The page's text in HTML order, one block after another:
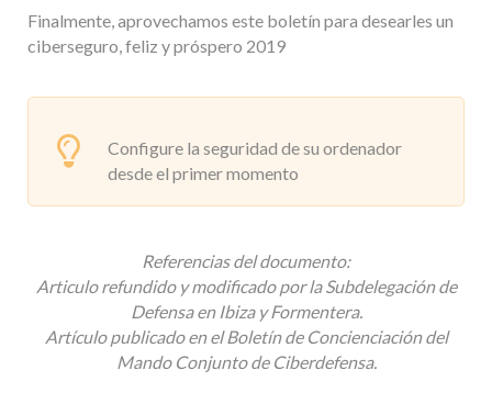
Finalmente, aprovechamos este boletín para desearles un
ciberseguro, feliz y próspero 2019
Configure la seguridad de su ordenador
desde el primer momento
Referencias del documento:
Articulo refundido y modificado por la Subdelegación de
Defensa en Ibiza y Formentera.
Artículo publicado en el Boletín de Concienciación del
Mando Conjunto de Ciberdefensa.